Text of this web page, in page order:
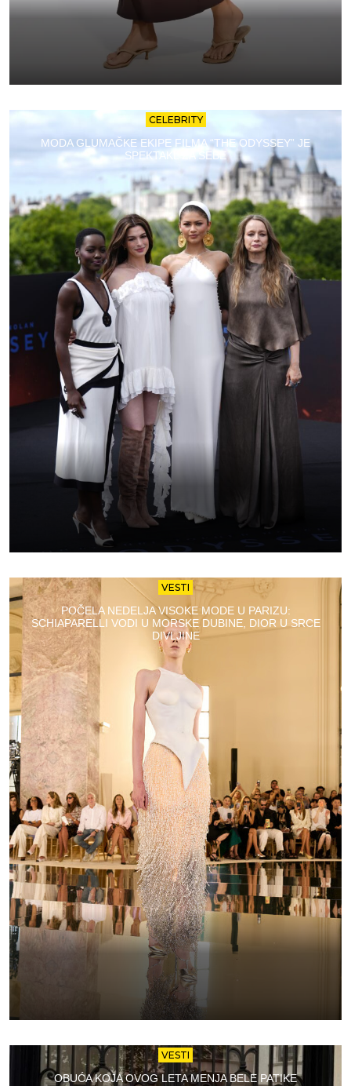
CELEBRITY
MODA GLUMAČKE EKIPE FILMA “THE ODYSSEY” JE
SPEKTAKL ZA SEBE
VESTI
POČELA NEDELJA VISOKE MODE U PARIZU:
SCHIAPARELLI VODI U MORSKE DUBINE, DIOR U SRCE
DIVLJINE
VESTI
OBUĆA KOJA OVOG LETA MENJA BELE PATIKE